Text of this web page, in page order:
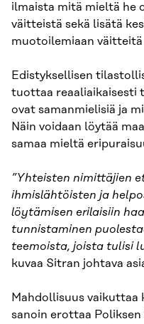
ilmaista mitä mieltä he
väitteistä sekä lisätä
muotoilemiaan
Edistyksellisen
tuottaa reaaliaikaisesti
ovat samanmielisiä ja
Näin voidaan löytää
samaa mieltä
”Yhteisten nimittäjien
ihmislähtöisten ja
löytämisen erilaisiin
tunnistaminen
teemoista, joista tulisi
kuvaa Sitran johtava
Mahdollisuus vaikuttaa
sanoin erottaa